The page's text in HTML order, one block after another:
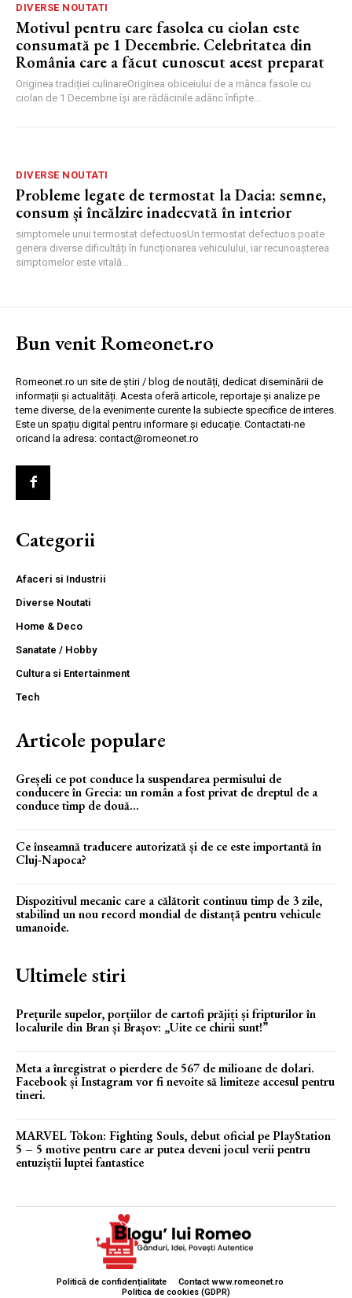
DIVERSE NOUTATI
Motivul pentru care fasolea cu ciolan este
consumată pe 1 Decembrie. Celebritatea din
România care a făcut cunoscut acest preparat
Originea tradiției culinareOriginea obiceiului de a mânca fasole cu
ciolan de 1 Decembrie își are rădăcinile adânc înfipte...
DIVERSE NOUTATI
Probleme legate de termostat la Dacia: semne,
consum și încălzire inadecvată în interior
simptomele unui termostat defectuosUn termostat defectuos poate
genera diverse dificultăți în funcționarea vehiculului, iar recunoașterea
simptomelor este vitală...
Bun venit Romeonet.ro
Romeonet.ro un site de știri / blog de noutăți, dedicat diseminării de
informații și actualități. Acesta oferă articole, reportaje și analize pe
teme diverse, de la evenimente curente la subiecte specifice de interes.
Este un spațiu digital pentru informare și educație. Contactati-ne
oricand la adresa: contact@romeonet.ro
Categorii
Afaceri si Industrii
Diverse Noutati
Home & Deco
Sanatate / Hobby
Cultura si Entertainment
Tech
Articole populare
Greșeli ce pot conduce la suspendarea permisului de
conducere în Grecia: un român a fost privat de dreptul de a
conduce timp de două...
Ce înseamnă traducere autorizată și de ce este importantă în
Cluj-Napoca?
Dispozitivul mecanic care a călătorit continuu timp de 3 zile,
stabilind un nou record mondial de distanță pentru vehicule
umanoide.
Ultimele stiri
Prețurile supelor, porțiilor de cartofi prăjiți și fripturilor în
localurile din Bran și Brașov: „Uite ce chirii sunt!”
Meta a înregistrat o pierdere de 567 de milioane de dolari.
Facebook și Instagram vor fi nevoite să limiteze accesul pentru
tineri.
MARVEL Tōkon: Fighting Souls, debut oficial pe PlayStation
5 – 5 motive pentru care ar putea deveni jocul verii pentru
entuziștii luptei fantastice
Politică de confidențialitate
Contact www.romeonet.ro
Politica de cookies (GDPR)